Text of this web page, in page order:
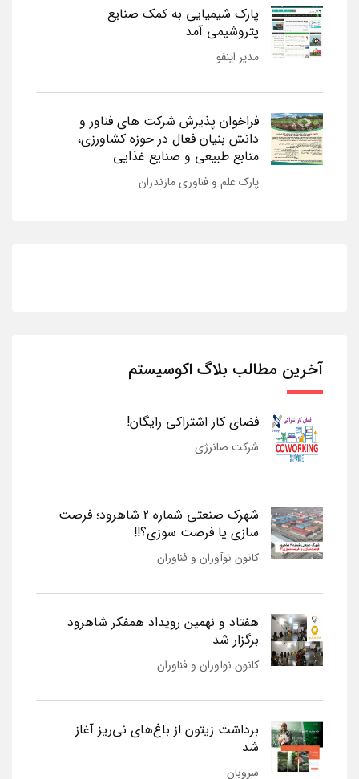
پارک شیمیایی به کمک صنایع
پتروشیمی آمد
مدیر اینفو
فراخوان پذیرش شرکت های فناور و
دانش بنیان فعال در حوزه کشاورزی،
منابع طبیعی و صنایع غذایی
پارک علم و فناوری مازندران
آخرین مطالب بلاگ اکوسیستم
فضای کار اشتراکی رایگان!
شرکت صانرژی
شهرک صنعتی شماره 2 شاهرود؛ فرصت
سازی یا فرصت سوزی؟!!
کانون نوآوران و فناوران
هفتاد و نهمین رویداد همفکر شاهرود
برگزار شد
کانون نوآوران و فناوران
برداشت زیتون از باغ‌های نی‌ریز آغاز
شد
سروبان